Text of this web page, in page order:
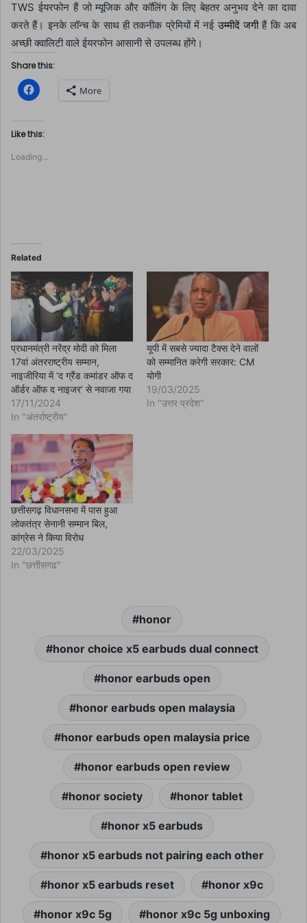
TWS ईयरफोन हैं जो म्यूजिक और कॉलिंग के लिए बेहतर अनुभव देने का दावा
करते हैं। इनके लॉन्च के साथ ही तकनीक प्रेमियों में नईउम्मीदें जगीहैं कि अब
अच्छी क्वालिटी वाले ईयरफोन आसानी से उपलब्ध होंगे।
Share this:
C
l
k
t
o
h
b
o
k
(
O
p
n
s
n
n
e
w
w
i
n
d
o
)
More
Like this:
Loading...
Related
प्रधानमंत्री नरेंद्र मोदी को मिला
17वां अंतरराष्ट्रीय सम्मान,
नाइजीरिया में ‘द ग्रैंड कमांडर ऑफ द
ऑर्डर ऑफ द नाइजर’ से नवाजा गया
17/11/2024
In "अंतर्राष्ट्रीय"
यूपी में सबसे ज्यादा टैक्स देने वालों
को सम्मानित करेगी सरकार: CM
योगी
19/03/2025
In "उत्तर प्रदेश"
छत्तीसगढ़ विधानसभा में पास हुआ
लोकतंत्र सेनानी सम्मान बिल,
कांग्रेस ने किया विरोध
22/03/2025
In "छत्तीसगढ"
honor
honor choice x5 earbuds dual connect
honor earbuds open
honor earbuds open malaysia
honor earbuds open malaysia price
honor earbuds open review
honor society honor tablet
honor x5 earbuds
honor x5 earbuds not pairing each other
honor x5 earbuds reset honor x9c
honor x9c 5g honor x9c 5g unboxing